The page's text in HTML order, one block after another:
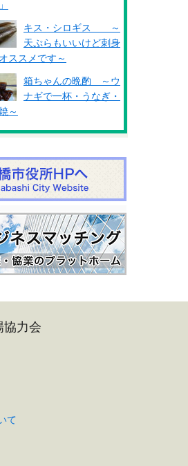
キス・シロギス ～
天ぷらもいいけど刺身
ススメです～
箱ちゃんの晩酌 ～ウ
ナギで一杯・うなぎ・
～
協力会
て